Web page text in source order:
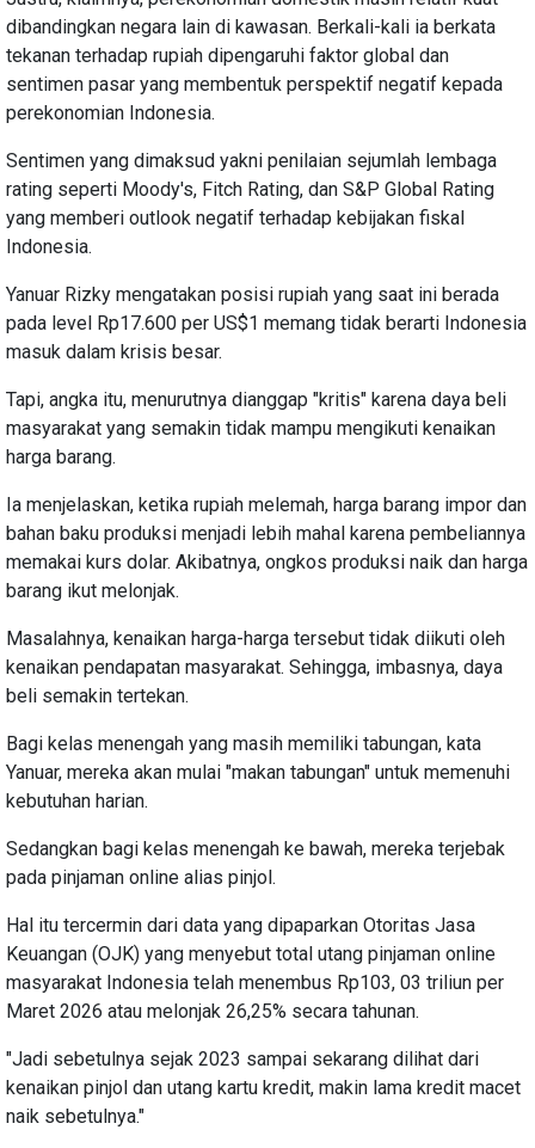
dibandingkan negara lain di kawasan. Berkali-kali ia berkata
tekanan terhadap rupiah dipengaruhi faktor global dan
sentimen pasar yang membentuk perspektif negatif kepada
perekonomian Indonesia.
Sentimen yang dimaksud yakni penilaian sejumlah lembaga
rating seperti Moody's, Fitch Rating, dan S&P Global Rating
yang memberi outlook negatif terhadap kebijakan fiskal
Indonesia.
Yanuar Rizky mengatakan posisi rupiah yang saat ini berada
pada level Rp17.600 per US$1 memang tidak berarti Indonesia
masuk dalam krisis besar.
Tapi, angka itu, menurutnya dianggap "kritis" karena daya beli
masyarakat yang semakin tidak mampu mengikuti kenaikan
harga barang.
Ia menjelaskan, ketika rupiah melemah, harga barang impor dan
bahan baku produksi menjadi lebih mahal karena pembeliannya
memakai kurs dolar. Akibatnya, ongkos produksi naik dan harga
barang ikut melonjak.
Masalahnya, kenaikan harga-harga tersebut tidak diikuti oleh
kenaikan pendapatan masyarakat. Sehingga, imbasnya, daya
beli semakin tertekan.
Bagi kelas menengah yang masih memiliki tabungan, kata
Yanuar, mereka akan mulai "makan tabungan" untuk memenuhi
kebutuhan harian.
Sedangkan bagi kelas menengah ke bawah, mereka terjebak
pada pinjaman online alias pinjol.
Hal itu tercermin dari data yang dipaparkan Otoritas Jasa
Keuangan (OJK) yang menyebut total utang pinjaman online
masyarakat Indonesia telah menembus Rp103, 03 triliun per
Maret 2026 atau melonjak 26,25% secara tahunan.
"Jadi sebetulnya sejak 2023 sampai sekarang dilihat dari
kenaikan pinjol dan utang kartu kredit, makin lama kredit macet
naik sebetulnya."